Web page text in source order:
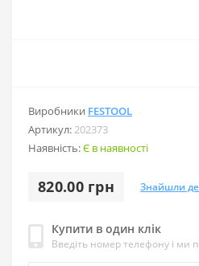
Виробники FESTOOL
Артикул:202373
Наявність:Є в наявності
820.00 грн Знайшли
Купити в один клік
Введіть номер телефону і ми